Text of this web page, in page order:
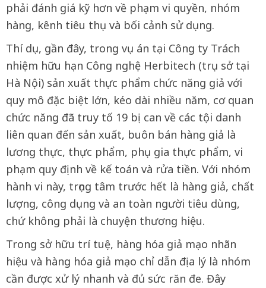
phải đánh giá kỹ hơn về phạm vi quyền, nhóm
hàng, kênh tiêu thụ và bối cảnh sử dụng.
Thí dụ, gần đây, trong vụ án tại Công ty Trách
nhiệm hữu hạn Công nghệ Herbitech (trụ sở tại
Hà Nội) sản xuất thực phẩm chức năng giả với
quy mô đặc biệt lớn, kéo dài nhiều năm, cơ quan
chức năng đã truy tố 19 bị can về các tội danh
liên quan đến sản xuất, buôn bán hàng giả là
lương thực, thực phẩm, phụ gia thực phẩm, vi
phạm quy định về kế toán và rửa tiền. Với nhóm
hành vi này, trọng tâm trước hết là hàng giả, chất
lượng, công dụng và an toàn người tiêu dùng,
chứ không phải là chuyện thương hiệu.
Trong sở hữu trí tuệ, hàng hóa giả mạo nhãn
hiệu và hàng hóa giả mạo chỉ dẫn địa lý là nhóm
cần được xử lý nhanh và đủ sức răn đe. Đây